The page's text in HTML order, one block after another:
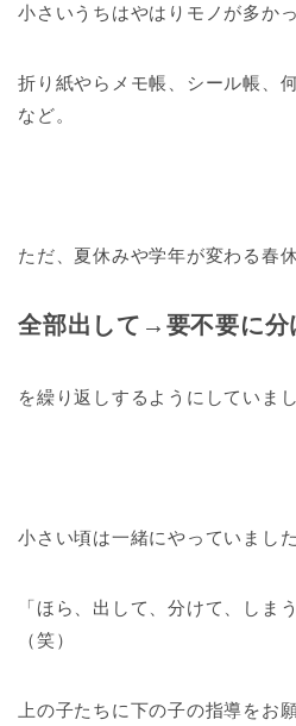
小さいうちはやはりモノが多かっ
折り紙やらメモ帳、シール帳、
など。
ただ、夏休みや学年が変わる春休
全部出して→要不要に
を繰り返しするようにしていまし
小さい頃は一緒にやっていまし
「ほら、出して、分けて、しま
（笑）
上の子たちに下の子の指導をお